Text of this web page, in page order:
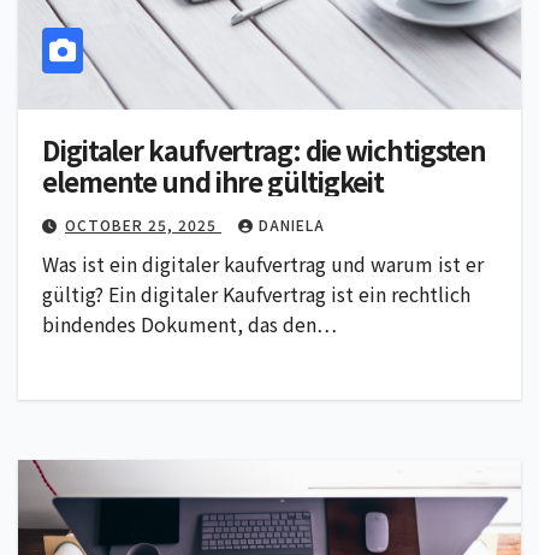
Digitaler kaufvertrag: die wichtigsten
elemente und ihre gültigkeit
OCTOBER 25, 2025 DANIELA
Was ist ein digitaler kaufvertrag und warum ist er
gültig? Ein digitaler Kaufvertrag ist ein rechtlich
bindendes Dokument, das den…